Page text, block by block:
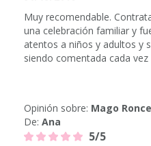
Muy recomendable.
una celebración familiar y
atentos a niños y adultos y
siendo comentada cada
Opinión sobre: Mago
De: Ana
5/5